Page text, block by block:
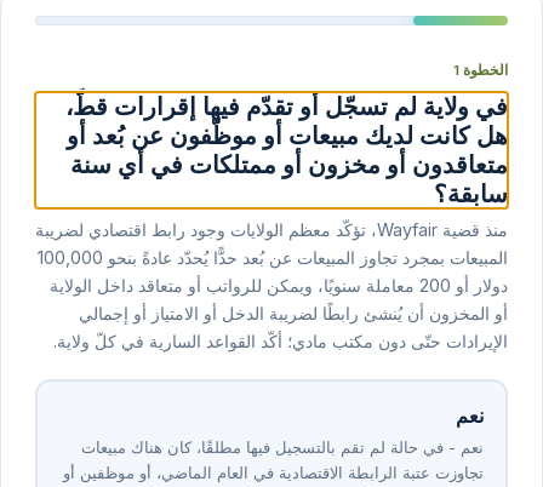
الخطوة 1
في ولاية لم تسجّل أو تقدّم فيها إقرارات قطّ،
هل كانت لديك مبيعات أو موظّفون عن بُعد أو
متعاقدون أو مخزون أو ممتلكات في أي سنة
سابقة؟
منذ قضية Wayfair، تؤكّد معظم الولايات وجود رابط اقتصادي لضريبة
المبيعات بمجرد تجاوز المبيعات عن بُعد حدًّا يُحدّد عادةً بنحو 100,000
دولار أو 200 معاملة سنويًا، ويمكن للرواتب أو متعاقد داخل الولاية
أو المخزون أن يُنشئ رابطًا لضريبة الدخل أو الامتياز أو إجمالي
الإيرادات حتّى دون مكتب مادي؛ أكّد القواعد السارية في كلّ ولاية.
نعم
نعم - في حالة لم تقم بالتسجيل فيها مطلقًا، كان هناك مبيعات
تجاوزت عتبة الرابطة الاقتصادية في العام الماضي، أو موظفين أو